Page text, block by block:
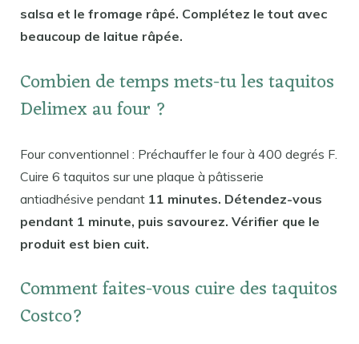
salsa et le fromage râpé. Complétez le tout avec
beaucoup de laitue râpée.
Combien de temps mets-tu les taquitos
Delimex au four ?
Four conventionnel : Préchauffer le four à 400 degrés F.
Cuire 6 taquitos sur une plaque à pâtisserie
antiadhésive pendant 11 minutes. Détendez-vous
pendant 1 minute, puis savourez. Vérifier que le
produit est bien cuit.
Comment faites-vous cuire des taquitos
Costco?